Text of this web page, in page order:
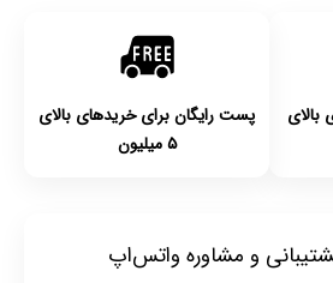
پست رایگان برای خریدهای بالای
۵ میلیون
و مشاوره واتس‌اپ